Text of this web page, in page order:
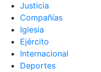
Justicia
Compañías
Iglesia
Ejército
Internacional
Deportes